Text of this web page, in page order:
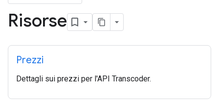
Risorse
Prezzi
Dettagli sui prezzi per l'API Transcoder.